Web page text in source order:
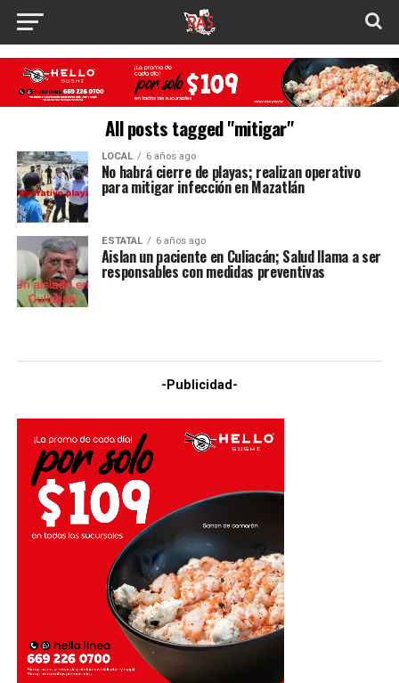
All posts tagged "mitigar"
LOCAL 6 años ago
No habrá cierre de playas; realizan operativo
para mitigar infección en Mazatlán
ESTATAL 6 años ago
Aislan un paciente en Culiacán; Salud llama a ser
responsables con medidas preventivas
-Publicidad-